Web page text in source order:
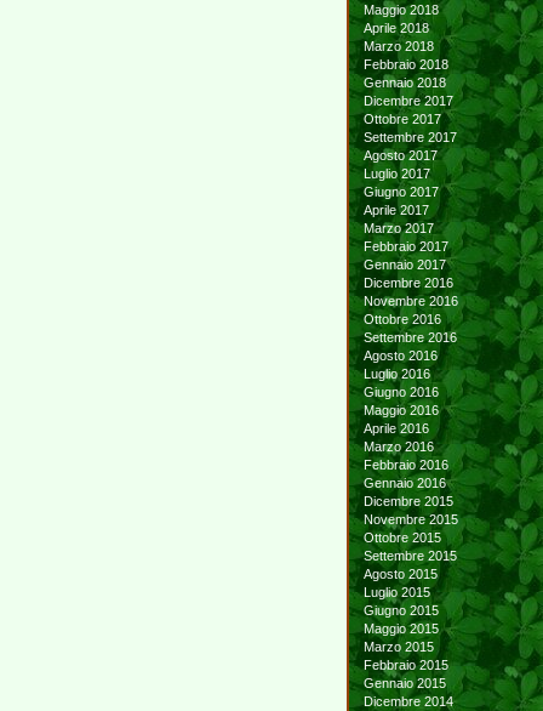
Maggio 2018
Aprile 2018
Marzo 2018
Febbraio 2018
Gennaio 2018
Dicembre 2017
Ottobre 2017
Settembre 2017
Agosto 2017
Luglio 2017
Giugno 2017
Aprile 2017
Marzo 2017
Febbraio 2017
Gennaio 2017
Dicembre 2016
Novembre 2016
Ottobre 2016
Settembre 2016
Agosto 2016
Luglio 2016
Giugno 2016
Maggio 2016
Aprile 2016
Marzo 2016
Febbraio 2016
Gennaio 2016
Dicembre 2015
Novembre 2015
Ottobre 2015
Settembre 2015
Agosto 2015
Luglio 2015
Giugno 2015
Maggio 2015
Marzo 2015
Febbraio 2015
Gennaio 2015
Dicembre 2014